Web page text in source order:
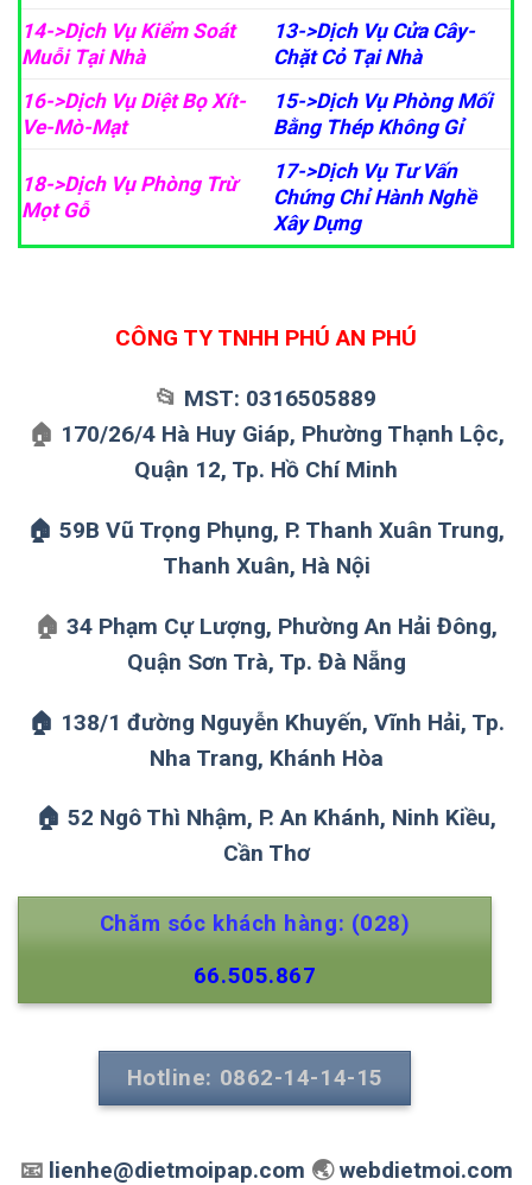
14->Dịch Vụ Kiểm Soát
Muỗi Tại Nhà
13->Dịch Vụ Cửa Cây-
Chặt Cỏ Tại Nhà
16->Dịch Vụ Diệt Bọ Xít-
Ve-Mò-Mạt
15->Dịch Vụ Phòng Mối
Bằng Thép Không Gỉ
18->Dịch Vụ Phòng Trừ
Mọt Gỗ
17->Dịch Vụ Tư Vấn
Chứng Chỉ Hành Nghề
Xây Dựng
CÔNG TY TNHH PHÚ AN PHÚ
📂 MST: 0316505889
🏠 170/26/4 Hà Huy Giáp, Phường Thạnh Lộc,
Quận 12, Tp. Hồ Chí Minh
🏠 59B Vũ Trọng Phụng, P. Thanh Xuân Trung,
Thanh Xuân, Hà Nội
🏠 34 Phạm Cự Lượng, Phường An Hải Đông,
Quận Sơn Trà, Tp. Đà Nẵng
🏠 138/1 đường Nguyễn Khuyến, Vĩnh Hải, Tp.
Nha Trang, Khánh Hòa
🏠 52 Ngô Thì Nhậm, P. An Khánh, Ninh Kiều,
Cần Thơ
Chăm sóc khách hàng: (028)
66.505.867
Hotline: 0862-14-14-15
📧 lienhe@dietmoipap.com 🌏webdietmoi.com